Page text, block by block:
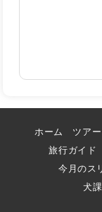
ホーム ツア
旅行ガイド
今月のス
犬